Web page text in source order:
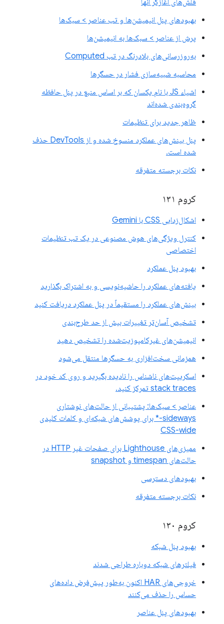
فلش‌های آغازگر آنها
بهبودهای پنل انیمیشن‌ها و تب عناصر > سبک‌ها
پرش از عناصر > سبک‌ها به انیمیشن‌ها
به‌روزرسانی‌های بلادرنگ در تب Computed
محاسبه شبیه‌سازی فشار در حسگرها
اشیاء JS با نام یکسان که بر اساس منبع در پنل حافظه
گروه‌بندی شده‌اند
ظاهر جدید برای تنظیمات
پنل بینش‌های عملکرد منسوخ شده و از DevTools حذف
شده است.
نکات برجسته متفرقه
کروم ۱۳۱
اشکال‌زدایی CSS با Gemini
کنترل ویژگی‌های هوش مصنوعی در یک تب تنظیمات
اختصاصی
بهبود پنل عملکرد
یافته‌های عملکرد را حاشیه‌نویسی و به اشتراک بگذارید
بینش‌های عملکرد را مستقیماً در پنل عملکرد دریافت کنید
تشخیص آسان‌تر تغییرات بیش از حد طرح‌بندی
انیمیشن‌های غیرکامپوزیت‌شده را تشخیص دهید
همزمانی سخت‌افزاری به حسگرها منتقل می‌شود
اسکریپت‌های ناشناس را نادیده بگیرید و روی کد خود در
stack traces تمرکز کنید.
عناصر > سبک‌ها: پشتیبانی از حالت‌های نوشتاری
sideways-* برای پوشش‌های شبکه‌ای و کلمات کلیدی
CSS-wide
ممیزی‌های Lighthouse برای صفحات غیر HTTP در
حالت‌های timespan و snapshot
بهبودهای دسترسی
نکات برجسته متفرقه
کروم ۱۳۰
بهبود پنل شبکه
فیلترهای شبکه دوباره طراحی شدند
خروجی‌های HAR اکنون به‌طور پیش‌فرض داده‌های
حساس را حذف می‌کنند
بهبودهای پنل عناصر